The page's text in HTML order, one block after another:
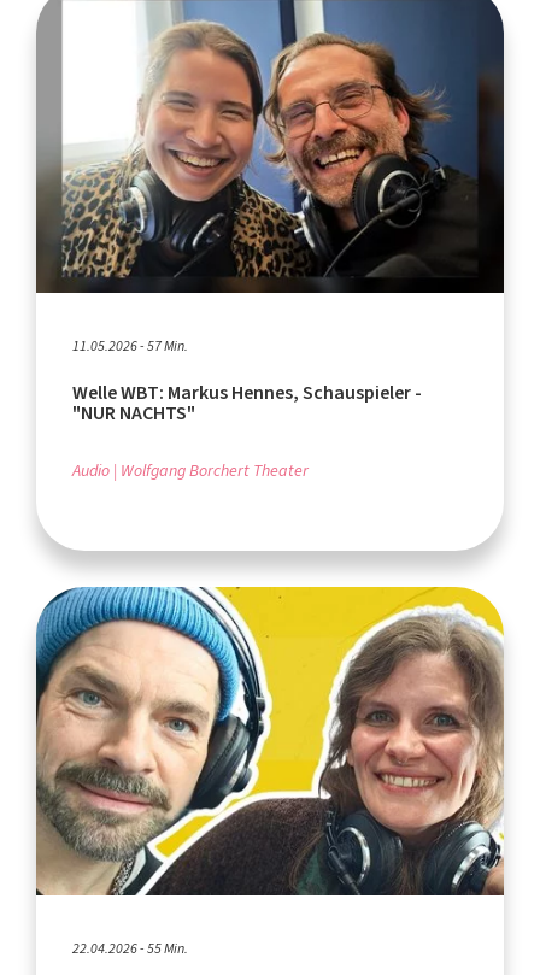
11.05.2026 - 57 Min.
Welle WBT: Markus Hennes, Schauspieler -
"NUR NACHTS"
Audio Wolfgang Borchert Theater
22.04.2026 - 55 Min.